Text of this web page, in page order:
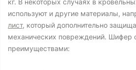
кг. В некоторых случаях в
используют и другие материалы,
лист, который дополнительно
механических повреждений. Шифер
преимуществами: